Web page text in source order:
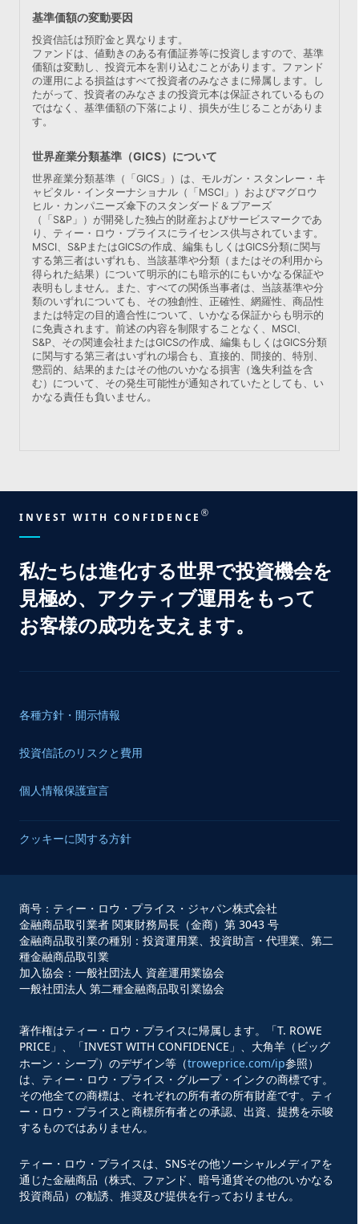
基準価額の変動要因
投資信託は預貯金と異なります。
ファンドは、値動きのある有価証券等に投資しますので、基準
価額は変動し、投資元本を割り込むことがあります。ファンド
の運用による損益はすべて投資者のみなさまに帰属します。し
たがって、投資者のみなさまの投資元本は保証されているもの
ではなく、基準価額の下落により、損失が生じることがありま
す。
世界産業分類基準（GICS）について
世界産業分類基準（「GICS」）は、モルガン・スタンレー・キ
ャピタル・インターナショナル（「MSCI」）およびマグロウ
ヒル・カンパニーズ傘下のスタンダード＆プアーズ
（「S&P」）が開発した独占的財産およびサービスマークであ
り、ティー・ロウ・プライスにライセンス供与されています。
MSCI、S&PまたはGICSの作成、編集もしくはGICS分類に関与
する第三者はいずれも、当該基準や分類（またはその利用から
得られた結果）について明示的にも暗示的にもいかなる保証や
表明もしません。また、すべての関係当事者は、当該基準や分
類のいずれについても、その独創性、正確性、網羅性、商品性
または特定の目的適合性について、いかなる保証からも明示的
に免責されます。前述の内容を制限することなく、MSCI、
S&P、その関連会社またはGICSの作成、編集もしくはGICS分類
に関与する第三者はいずれの場合も、直接的、間接的、特別、
懲罰的、結果的またはその他のいかなる損害（逸失利益を含
む）について、その発生可能性が通知されていたとしても、い
かなる責任も負いません。
INVEST WITH CONFIDENCE®
私たちは進化する世界で投資機会を
見極め、 アクティブ運用をもって
お客様の成功を支えます。
各種方針・開示情報
投資信託のリスクと費用
個人情報保護宣言
クッキーに関する方針
商号：ティー・ロウ・プライス・ジャパン株式会社
金融商品取引業者 関東財務局長（金商）第 3043 号
金融商品取引業の種別：投資運用業、投資助言・代理業、第二
種金融商品取引業
加入協会：一般社団法人 資産運用業協会
一般社団法人 第二種金融商品取引業協会
著作権はティー・ロウ・プライスに帰属します。「T. ROWE
PRICE」、「INVEST WITH CONFIDENCE」、大角羊（ビッグ
ホーン・シープ）のデザイン等（troweprice.com/ip参照）
は、ティー・ロウ・プライス・グループ・インクの商標です。
その他全ての商標は、それぞれの所有者の所有財産です。ティ
ー・ロウ・プライスと商標所有者との承認、出資、提携を示唆
するものではありません。
ティー・ロウ・プライスは、SNSその他ソーシャルメディアを
通じた金融商品（株式、ファンド、暗号通貨その他のいかなる
投資商品）の勧誘、推奨及び提供を行っておりません。